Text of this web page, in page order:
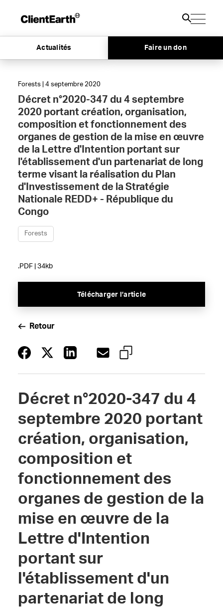
Actualités Faire un don
Forests | 4 septembre 2020
Décret n°2020-347 du 4 septembre
2020 portant création, organisation,
composition et fonctionnement des
organes de gestion de la mise en œuvre
de la Lettre d'Intention portant sur
l'établissement d'un partenariat de long
terme visant la réalisation du Plan
d'Investissement de la Stratégie
Nationale REDD+ - République du
Congo
Forests
.PDF | 34kb
Télécharger l’article
Retour
Décret n°2020-347 du 4
septembre 2020 portant
création, organisation,
composition et
fonctionnement des
organes de gestion de la
mise en œuvre de la
Lettre d'Intention
portant sur
l'établissement d'un
partenariat de long